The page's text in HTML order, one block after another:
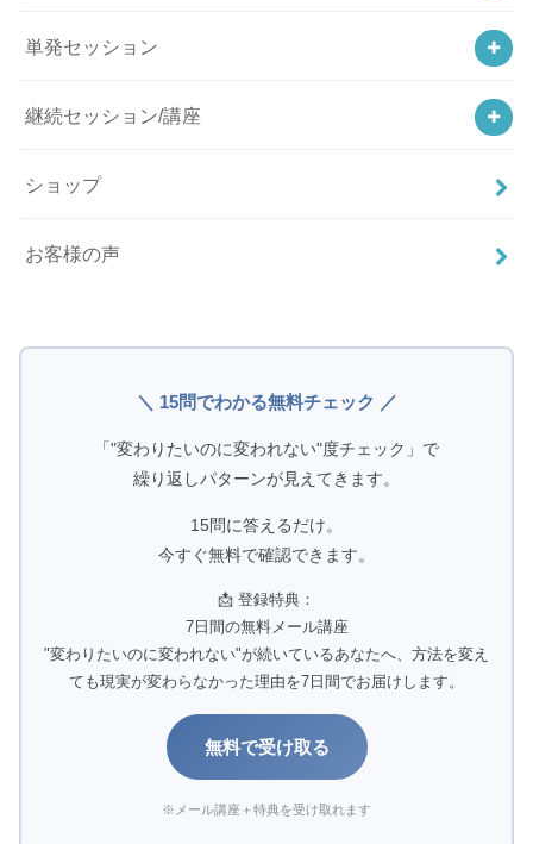
単発セッション
継続セッション/講座
ショップ
お客様の声
＼ 15問でわかる無料チェック ／
「"変わりたいのに変われない"度チェック」で
繰り返しパターンが見えてきます。
15問に答えるだけ。
今すぐ無料で確認できます。
📩 登録特典：
7日間の無料メール講座
"変わりたいのに変われない"が続いているあなたへ、方法を変え
ても現実が変わらなかった理由を7日間でお届けします。
無料で受け取る
※メール講座＋特典を受け取れます